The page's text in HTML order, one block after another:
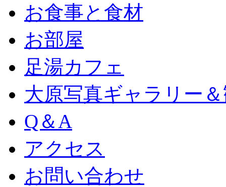
お食事と食材
お部屋
足湯カフェ
大原写真ギャラリー
Q＆A
アクセス
お問い合わせ